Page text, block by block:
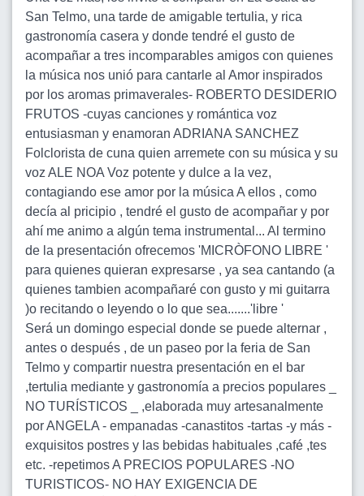
San Telmo, una tarde de amigable tertulia, y rica
gastronomía casera y donde tendré el gusto de
acompañar a tres incomparables amigos con quienes
la música nos unió para cantarle al Amor inspirados
por los aromas primaverales- ROBERTO DESIDERIO
FRUTOS -cuyas canciones y romántica voz
entusiasman y enamoran ADRIANA SANCHEZ
Folclorista de cuna quien arremete con su música y su
voz ALE NOA Voz potente y dulce a la vez,
contagiando ese amor por la música A ellos , como
decía al pricipio , tendré el gusto de acompañar y por
ahí me animo a algún tema instrumental... Al termino
de la presentación ofrecemos 'MICRÒFONO LIBRE '
para quienes quieran expresarse , ya sea cantando (a
quienes tambien acompañaré con gusto y mi guitarra
)o recitando o leyendo o lo que sea.......'libre '
Será un domingo especial donde se puede alternar ,
antes o después , de un paseo por la feria de San
Telmo y compartir nuestra presentación en el bar
,tertulia mediante y gastronomía a precios populares _
NO TURÍSTICOS _ ,elaborada muy artesanalmente
por ANGELA - empanadas -canastitos -tartas -y más -
exquisitos postres y las bebidas habituales ,café ,tes
etc. -repetimos A PRECIOS POPULARES -NO
TURISTICOS- NO HAY EXIGENCIA DE